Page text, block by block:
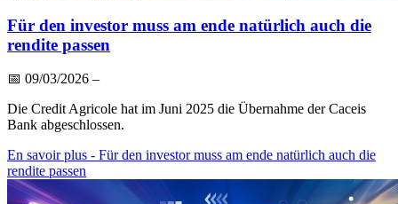
Für den investor muss am ende natürlich auch die
rendite passen
📅 09/03/2026 –
Die Credit Agricole hat im Juni 2025 die Übernahme der Caceis
Bank abgeschlossen.
En savoir plus - Für den investor muss am ende natürlich auch die
rendite passen